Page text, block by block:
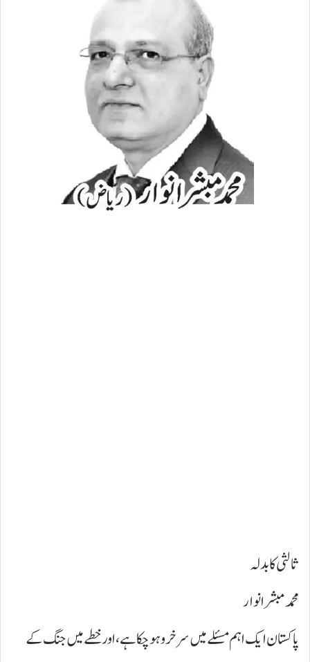
ثالثی کا بدلہ
محمد مبشر انوار
پاکستان ایک اہم مسئلے میں سرخرو ہو چکا ہے، اور خطے میں جنگ کے